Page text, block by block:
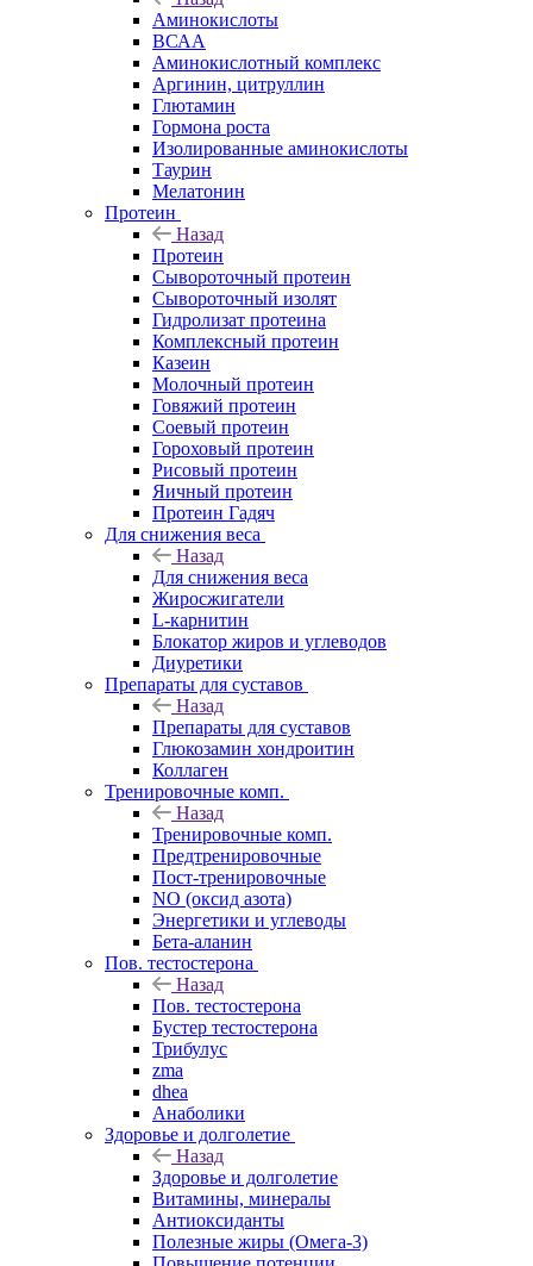
Аминокислоты
ВСАА
Аминокислотный комплекс
Аргинин, цитруллин
Глютамин
Гормона роста
Изолированные аминокислоты
Таурин
Мелатонин
Протеин
Назад
Протеин
Сывороточный протеин
Сывороточный изолят
Гидролизат протеина
Комплексный протеин
Казеин
Молочный протеин
Говяжий протеин
Соевый протеин
Гороховый протеин
Рисовый протеин
Яичный протеин
Протеин Гадяч
Для снижения веса
Назад
Для снижения веса
Жиросжигатели
L-карнитин
Блокатор жиров и углеводов
Диуретики
Препараты для суставов
Назад
Препараты для суставов
Глюкозамин хондроитин
Коллаген
Тренировочные комп.
Назад
Тренировочные комп.
Предтренировочные
Пост-тренировочные
NO (оксид азота)
Энергетики и углеводы
Бета-аланин
Пов. тестостерона
Назад
Пов. тестостерона
Бустер тестостерона
Трибулус
zma
dhea
Анаболики
Здоровье и долголетие
Назад
Здоровье и долголетие
Витамины, минералы
Антиоксиданты
Полезные жиры (Омега-3)